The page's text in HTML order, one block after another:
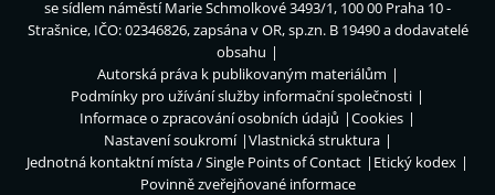
se sídlem náměstí Marie Schmolkové 3493/1, 100 00 Praha 10 -
Strašnice, IČO: 02346826, zapsána v OR, sp.zn. B 19490 a dodavatelé
obsahu
Autorská práva k publikovaným materiálům
Podmínky pro užívání služby informační společnosti
Informace o zpracování osobních údajů
Cookies
Nastavení soukromí
Vlastnická struktura
Jednotná kontaktní místa / Single Points of Contact
Etický kodex
Povinně zveřejňované informace